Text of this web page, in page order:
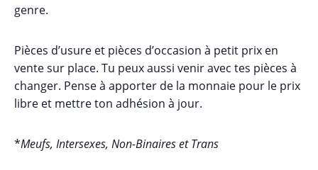
genre.
Pièces d’usure et pièces d’occasion à petit prix en
vente sur place. Tu peux aussi venir avec tes pièces à
changer. Pense à apporter de la monnaie pour le prix
libre et mettre ton adhésion à jour.
*Meufs, Intersexes, Non-Binaires et Trans